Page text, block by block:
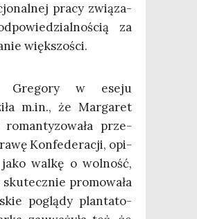
pra­cy zwią­za­
za
większości.
Gre­go­ry w ese­ju
m.in., że Mar­ga­ret
prze­
Kon­fe­de­ra­cji, opi­
wal­kę o wol­ność,
pro­mo­wa­ła
poglą­dy plan­ta­to­